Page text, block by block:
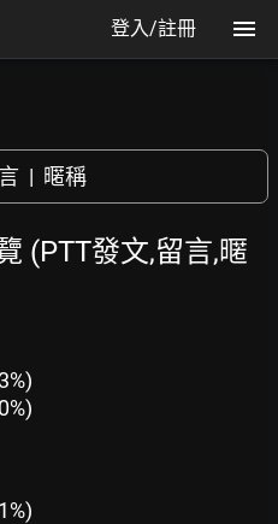
登入/註冊
| 暱稱
(PTT發文,留言,暱